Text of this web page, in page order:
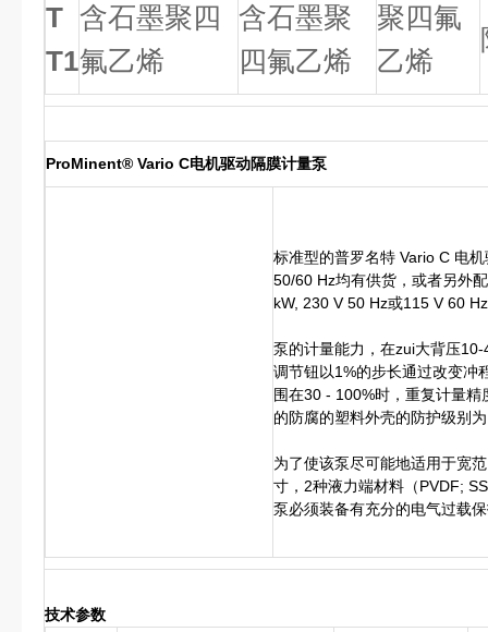
T
T1
含石墨聚四
氟乙烯
含石墨聚
四氟乙烯
聚四氟
乙烯
ProMinent® Vario C电机驱动隔膜计量泵
标准型的普罗名特 Vario C 电
50/60 Hz均有供货，或者另外
kW, 230 V 50 Hz或115 V 60
泵的计量能力，在zui大背压
调节钮以1%的步长通过改变冲
围在30 - 100%时，重复计量
的防腐的塑料外壳的防护级别
为了使该泵尽可能地适用于宽
寸，2种液力端材料（PVDF;
泵必须装备有充分的电气过载
技术参数